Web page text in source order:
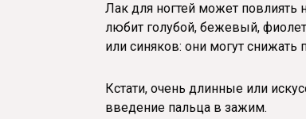
Лак для ногтей может повлиять
любит голубой, бежевый,
или синяков: они могут снижать
Кстати, очень длинные или
введение пальца в зажим.